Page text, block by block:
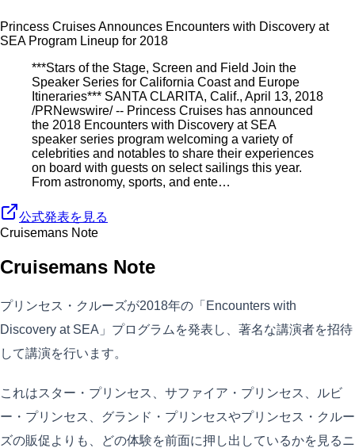
Princess Cruises Announces Encounters with Discovery at
SEA Program Lineup for 2018
***Stars of the Stage, Screen and Field Join the
Speaker Series for California Coast and Europe
Itineraries*** SANTA CLARITA, Calif., April 13, 2018
/PRNewswire/ -- Princess Cruises has announced
the 2018 Encounters with Discovery at SEA
speaker series program welcoming a variety of
celebrities and notables to share their experiences
on board with guests on select sailings this year.
From astronomy, sports, and ente…
公式発表を見る
Cruisemans Note
Cruisemans Note
プリンセス・クルーズが2018年の「Encounters with
Discovery at SEA」プログラムを発表し、著名な講演者を招待
して講演を行います。
これはスター・プリンセス、サファイア・プリンセス、ルビ
ー・プリンセス、グランド・プリンセスやプリンセス・クルー
ズの販促よりも、どの体験を前面に押し出しているかを見るニ